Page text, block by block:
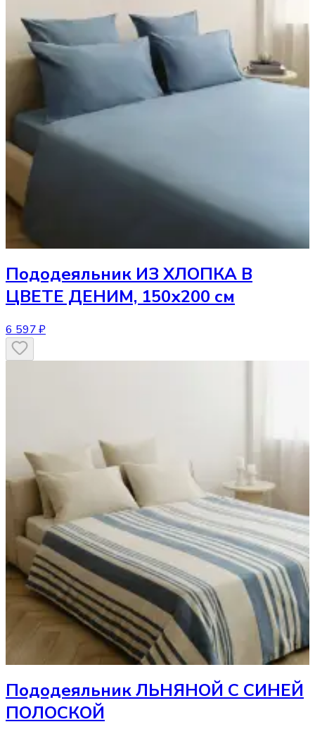
Пододеяльник ИЗ ХЛОПКА В
ЦВЕТЕ ДЕНИМ, 150х200 см
6 597 ₽
ПододеяльникЛЬНЯНОЙ С СИНЕЙ
ПОЛОСКОЙ